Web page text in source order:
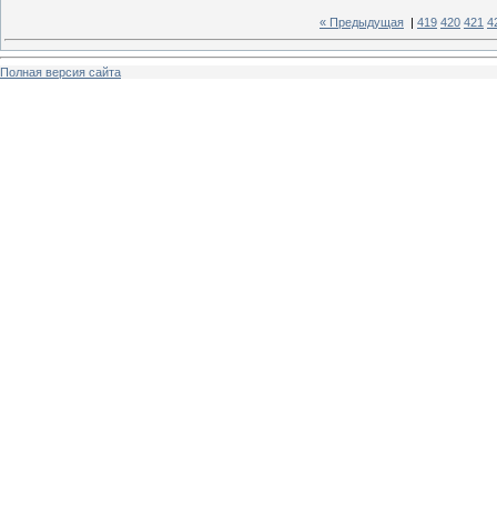
« Предыдущая 419 420 421
Полная версия сайта